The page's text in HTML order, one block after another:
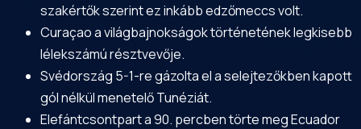
szakértők szerint ez inkább edzőmeccs volt.
Curaçao a világbajnokságok történetének legkisebb
lélekszámú résztvevője.
Svédország 5-1-re gázolta el a selejtezőkben kapott
gól nélkül menetelő Tunéziát.
Elefántcsontpart a 90. percben törte meg Ecuador